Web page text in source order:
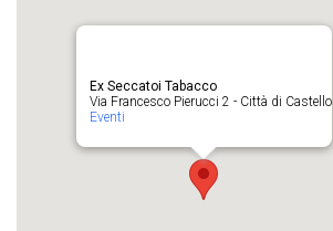
Ex Seccatoi Tabacco
Via Francesco Pierucci 2 - Città di Castello
Eventi